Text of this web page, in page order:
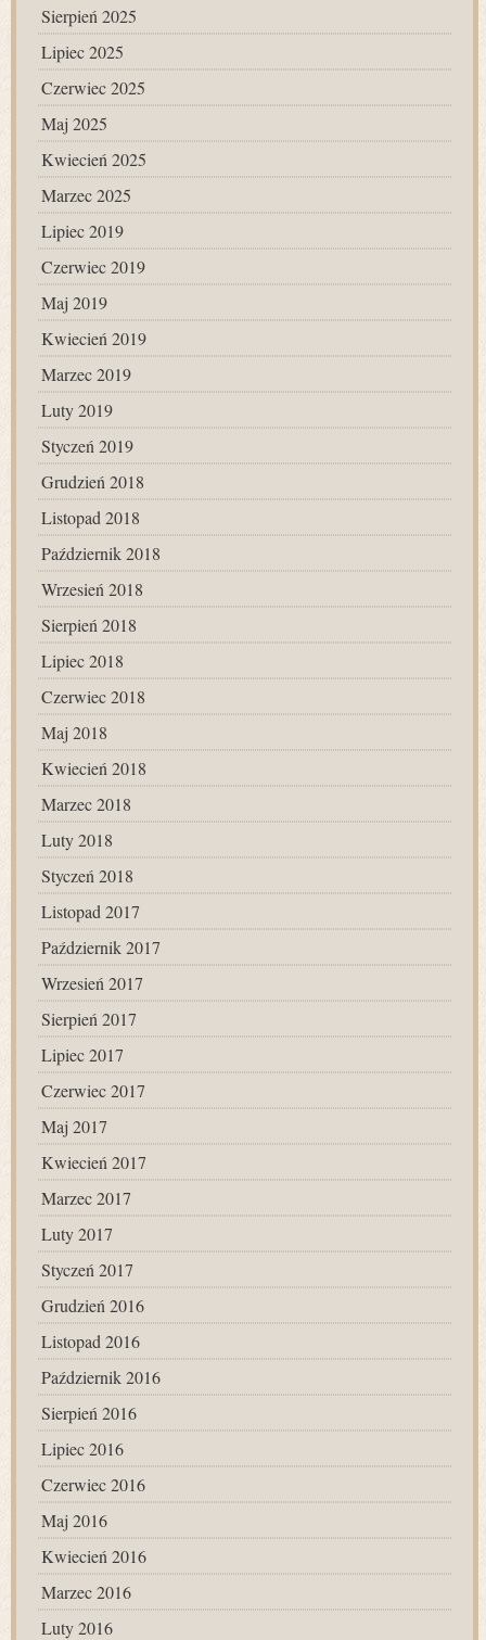
Sierpień 2025
Lipiec 2025
Czerwiec 2025
Maj 2025
Kwiecień 2025
Marzec 2025
Lipiec 2019
Czerwiec 2019
Maj 2019
Kwiecień 2019
Marzec 2019
Luty 2019
Styczeń 2019
Grudzień 2018
Listopad 2018
Październik 2018
Wrzesień 2018
Sierpień 2018
Lipiec 2018
Czerwiec 2018
Maj 2018
Kwiecień 2018
Marzec 2018
Luty 2018
Styczeń 2018
Listopad 2017
Październik 2017
Wrzesień 2017
Sierpień 2017
Lipiec 2017
Czerwiec 2017
Maj 2017
Kwiecień 2017
Marzec 2017
Luty 2017
Styczeń 2017
Grudzień 2016
Listopad 2016
Październik 2016
Sierpień 2016
Lipiec 2016
Czerwiec 2016
Maj 2016
Kwiecień 2016
Marzec 2016
Luty 2016